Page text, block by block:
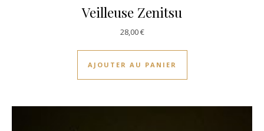
Veilleuse Zenitsu
28,00€
AJOUTER AU PANIER